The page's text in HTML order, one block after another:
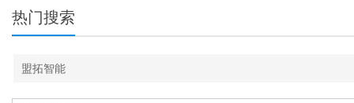
热门搜索
盟拓智能